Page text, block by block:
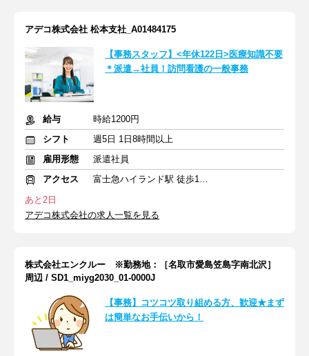
アデコ株式会社 松本支社_A01484175
【事務スタッフ】<年休122日>医療知識不要
＊派遣→社員！訪問看護の一般事務
給与
時給1200円
シフト
週5日 1日8時間以上
雇用形態
派遣社員
アクセス
富士急ハイランド駅 徒歩15分
あと2日
アデコ株式会社の求人一覧を見る
株式会社エンクルー ※勤務地：［名取市愛島笠島字南北沢］
周辺 / SD1_miyg2030_01-0000J
【事務】コツコツ取り組める方、歓迎★まず
は簡単なお手伝いから！